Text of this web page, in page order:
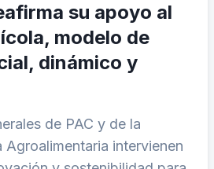
su apoyo al
modelo de
dinámico y
de PAC y de la
Agroalimentaria intervienen